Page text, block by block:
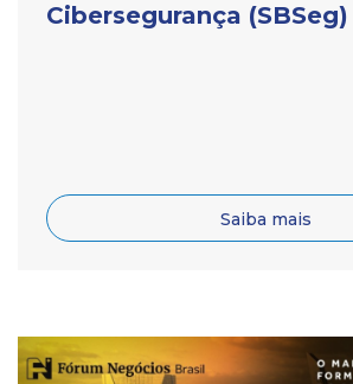
Cibersegurança (SBSeg)
Saiba mais